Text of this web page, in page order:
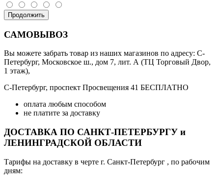
Продолжить
САМОВЫВОЗ
Вы можете забрать товар из наших магазинов по адресу: С-
Петербург, Московское ш., дом 7, лит. А (ТЦ Торговый Двор,
1 этаж),
С-Петербург, проспект Просвещения 41 БЕСПЛАТНО
оплата любым способом
не платите за доставку
ДОСТАВКА ПО САНКТ-ПЕТЕРБУРГУ и
ЛЕНИНГРАДСКОЙ ОБЛАСТИ
Тарифы на доставку в черте г. Санкт-Петербург , по рабочим
дням: